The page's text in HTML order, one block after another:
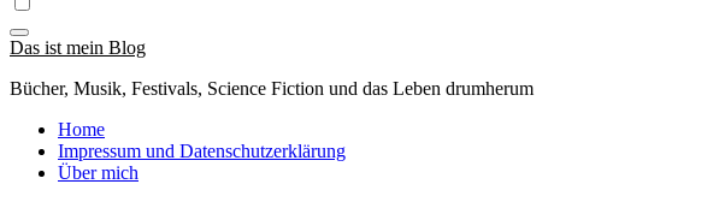
Das ist mein Blog
Bücher, Musik, Festivals, Science Fiction und das Leben drumherum
Home
Impressum und Datenschutzerklärung
Über mich